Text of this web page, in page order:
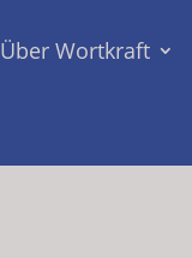
Über Wortkraft